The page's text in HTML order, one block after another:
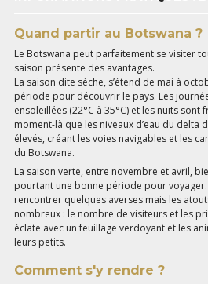
Quand partir au Botswana ?
Le Botswana peut parfaitement se visiter
saison présente des avantages.
La saison dite sèche, s’étend de mai à
période pour découvrir le pays. Les
ensoleillées (22°C à 35°C) et les nuits sont
moment-là que les niveaux d’eau du delta
élevés, créant les voies navigables et les
du Botswana.
La saison verte, entre novembre et avril,
pourtant une bonne période pour
rencontrer quelques averses mais les
nombreux : le nombre de visiteurs et les
éclate avec un feuillage verdoyant et les
leurs petits.
Comment s'y rendre ?